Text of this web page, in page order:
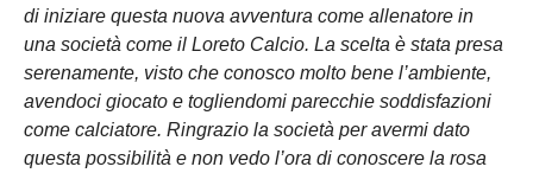
di iniziare questa nuova avventura come allenatore in
una società come il Loreto Calcio. La scelta è stata presa
serenamente, visto che conosco molto bene l’ambiente,
avendoci giocato e togliendomi parecchie soddisfazioni
come calciatore. Ringrazio la società per avermi dato
questa possibilità e non vedo l’ora di conoscere la rosa